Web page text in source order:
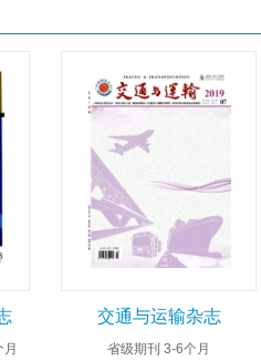
交通与运输杂志
省级期刊 3-6个月